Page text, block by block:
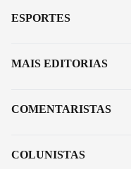
ESPORTES
MAIS EDITORIAS
COMENTARISTAS
COLUNISTAS